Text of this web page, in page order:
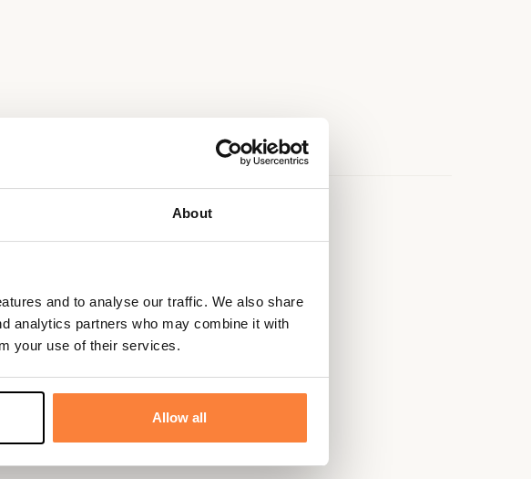
About
and to analyse our traffic. We also share
analytics partners who may combine it with
your use of their services.
Allow all